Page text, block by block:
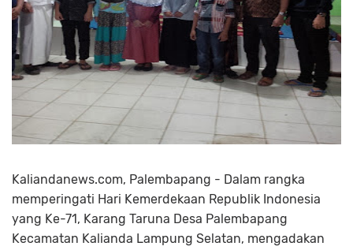
Kaliandanews.com, Palembapang - Dalam rangka
memperingati Hari Kemerdekaan Republik Indonesia
yang Ke-71, Karang Taruna Desa Palembapang
Kecamatan Kalianda Lampung Selatan, mengadakan